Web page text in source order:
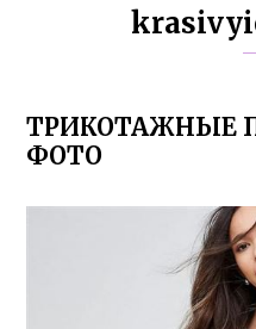
ТРИКОТАЖНЫЕ
ФОТО